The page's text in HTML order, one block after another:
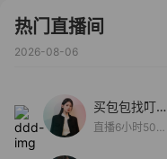
热门直播间
2026-08-06
买包包找叮
当,一折购！
直播6小时50分